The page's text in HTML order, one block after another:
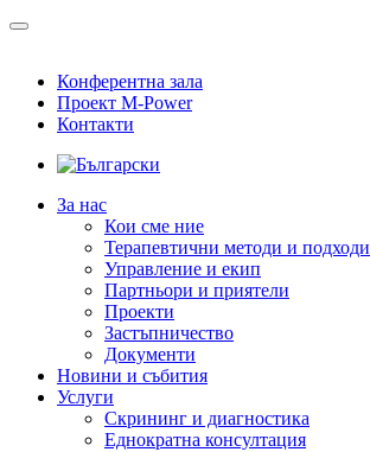
Конферентна зала
Проект M-Power
Контакти
За нас
Кои сме ние
Терапевтични методи и подходи
Управление и екип
Партньори и приятели
Проекти
Застъпничество
Документи
Новини и събития
Услуги
Скрининг и диагностика
Еднократна консултация